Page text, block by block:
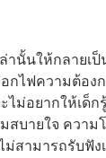
นให้กลายเ
กไฟความต้
อยากให้เด็
ายใจ ความ
สามารถรับ